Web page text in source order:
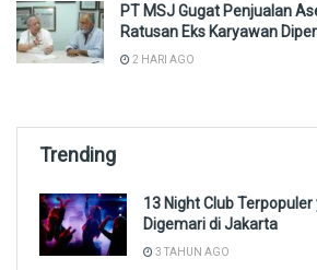
PT MSJ Gugat Penjualan
Ratusan Eks Karyawan
2 HARI AGO
Trending
13 Night Club
Digemari di Jakarta
3 TAHUN AGO